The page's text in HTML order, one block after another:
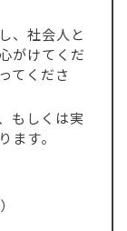
、社会人と
がけてくだ
てくださ
もしくは実
ます。